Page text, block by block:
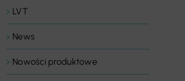
LVT
News
Nowości produktowe